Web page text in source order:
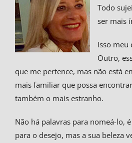
Todo
ser mais
Isso meu
Outro,
que me pertence, mas não está
mais familiar que possa
também o mais estranho.
Não há palavras para nomeá-lo,
para o desejo, mas a sua beleza